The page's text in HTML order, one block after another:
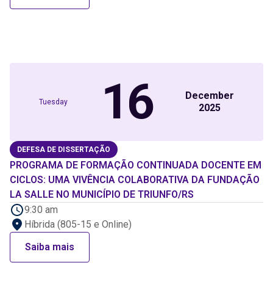
Tuesday 16
December
2025
DEFESA DE DISSERTAÇÃO
PROGRAMA DE FORMAÇÃO CONTINUADA DOCENTE EM
CICLOS: UMA VIVÊNCIA COLABORATIVA DA FUNDAÇÃO
LA SALLE NO MUNICÍPIO DE TRIUNFO/RS
9:30 am
Híbrida (805-15 e Online)
Saiba mais